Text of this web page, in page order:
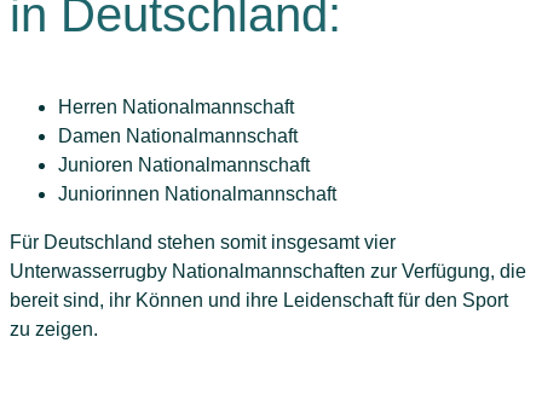
in Deutschland:
Herren Nationalmannschaft
Damen Nationalmannschaft
Junioren Nationalmannschaft
Juniorinnen Nationalmannschaft
Für Deutschland stehen somit insgesamt vier
Unterwasserrugby Nationalmannschaften zur Verfügung, die
bereit sind, ihr Können und ihre Leidenschaft für den Sport
zu zeigen.